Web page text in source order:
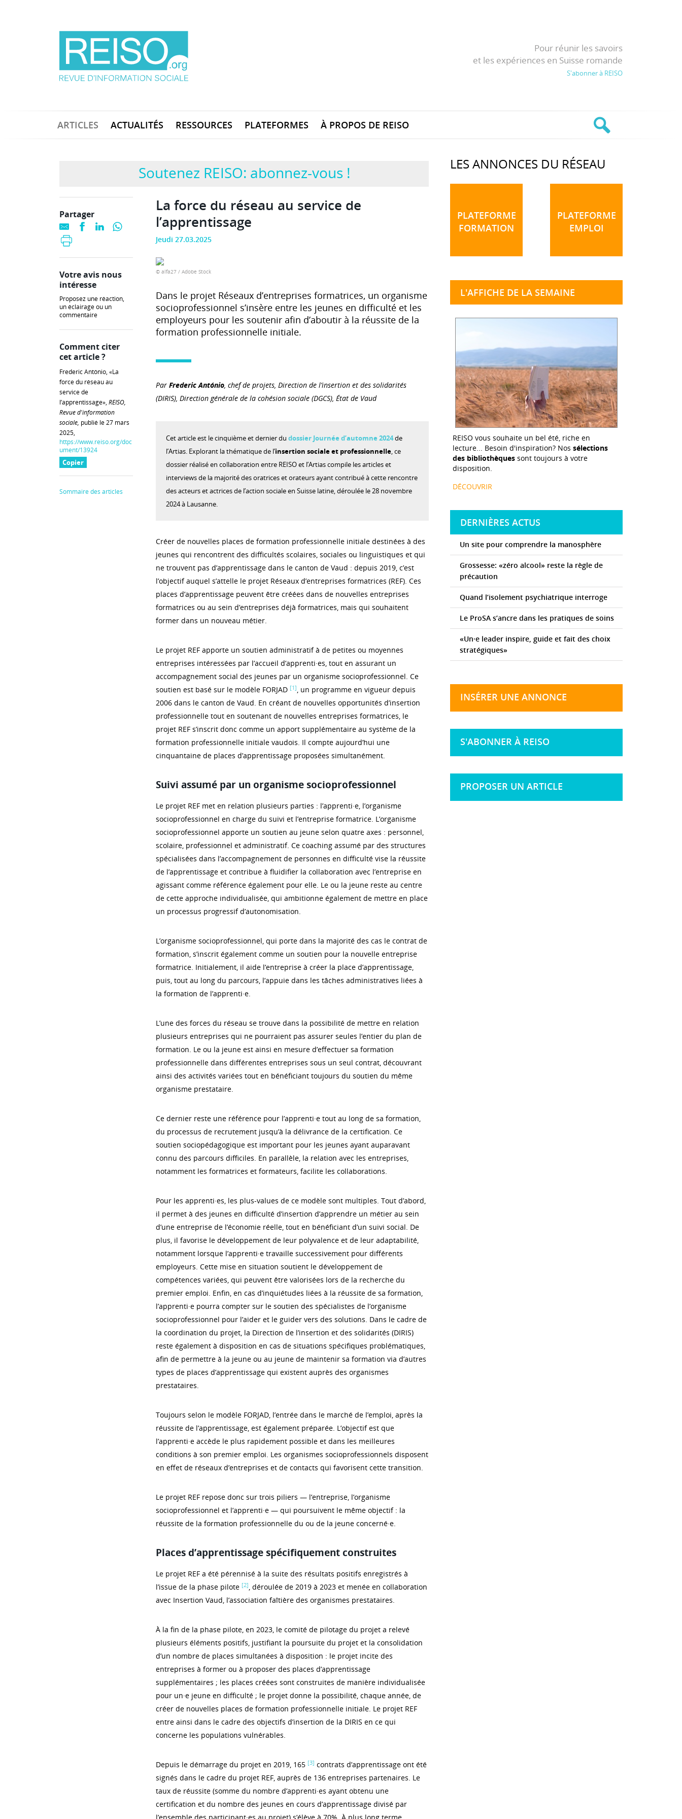
Pour réunir les savoirs
et les expériences en Suisse romande
S'abonner à REISO
ARTICLES ACTUALITÉS RESSOURCES PLATEFORMES À PROPOS DE REISO
Soutenez REISO: abonnez-vous !
La force du réseau au service de
l’apprentissage
Jeudi 27.03.2025
© alfa27 / Adobe Stock
Dans le projet Réseaux d’entreprises formatrices, un organisme
socioprofessionnel s’insère entre les jeunes en difficulté et les
employeurs pour les soutenir afin d’aboutir à la réussite de la
formation professionnelle initiale.
Par Frederic António, chef de projets, Direction de l’insertion et des solidarités
(DIRIS), Direction générale de la cohésion sociale (DGCS), État de Vaud
Cet article est le cinquième et dernier du dossier Journée d’automne 2024de
l’Artias. Explorant la thématique de l’insertion sociale et professionnelle, ce
dossier réalisé en collaboration entre REISO et l’Artias compile les articles et
interviews de la majorité des oratrices et orateurs ayant contribué à cette rencontre
des acteurs et actrices de l’action sociale en Suisse latine, déroulée le 28 novembre
2024 à Lausanne.
Créer de nouvelles places de formation professionnelle initiale destinées à des
jeunes qui rencontrent des difficultés scolaires, sociales ou linguistiques et qui
ne trouvent pas d’apprentissage dans le canton de Vaud : depuis 2019, c’est
l’objectif auquel s’attelle le projet Réseaux d’entreprises formatrices (REF). Ces
places d’apprentissage peuvent être créées dans de nouvelles entreprises
formatrices ou au sein d’entreprises déjà formatrices, mais qui souhaitent
former dans un nouveau métier.
Le projet REF apporte un soutien administratif à de petites ou moyennes
entreprises intéressées par l’accueil d’apprenti·es, tout en assurant un
accompagnement social des jeunes par un organisme socioprofessionnel. Ce
soutien est basé sur le modèle FORJAD [1], un programme en vigueur depuis
2006 dans le canton de Vaud. En créant de nouvelles opportunités d’insertion
professionnelle tout en soutenant de nouvelles entreprises formatrices, le
projet REF s’inscrit donc comme un apport supplémentaire au système de la
formation professionnelle initiale vaudois. Il compte aujourd’hui une
cinquantaine de places d’apprentissage proposées simultanément.
Suivi assumé par un organisme socioprofessionnel
Le projet REF met en relation plusieurs parties : l’apprenti·e, l’organisme
socioprofessionnel en charge du suivi et l’entreprise formatrice. L’organisme
socioprofessionnel apporte un soutien au jeune selon quatre axes : personnel,
scolaire, professionnel et administratif. Ce coaching assumé par des structures
spécialisées dans l’accompagnement de personnes en difficulté vise la réussite
de l’apprentissage et contribue à fluidifier la collaboration avec l’entreprise en
agissant comme référence également pour elle. Le ou la jeune reste au centre
de cette approche individualisée, qui ambitionne également de mettre en place
un processus progressif d’autonomisation.
L’organisme socioprofessionnel, qui porte dans la majorité des cas le contrat de
formation, s’inscrit également comme un soutien pour la nouvelle entreprise
formatrice. Initialement, il aide l’entreprise à créer la place d’apprentissage,
puis, tout au long du parcours, l’appuie dans les tâches administratives liées à
la formation de l’apprenti·e.
L’une des forces du réseau se trouve dans la possibilité de mettre en relation
plusieurs entreprises qui ne pourraient pas assurer seules l’entier du plan de
formation. Le ou la jeune est ainsi en mesure d’effectuer sa formation
professionnelle dans différentes entreprises sous un seul contrat, découvrant
ainsi des activités variées tout en bénéficiant toujours du soutien du même
organisme prestataire.
Ce dernier reste une référence pour l’apprenti·e tout au long de sa formation,
du processus de recrutement jusqu’à la délivrance de la certification. Ce
soutien sociopédagogique est important pour les jeunes ayant auparavant
connu des parcours difficiles. En parallèle, la relation avec les entreprises,
notamment les formatrices et formateurs, facilite les collaborations.
Pour les apprenti·es, les plus-values de ce modèle sont multiples. Tout d’abord,
il permet à des jeunes en difficulté d’insertion d’apprendre un métier au sein
d’une entreprise de l’économie réelle, tout en bénéficiant d’un suivi social. De
plus, il favorise le développement de leur polyvalence et de leur adaptabilité,
notamment lorsque l’apprenti·e travaille successivement pour différents
employeurs. Cette mise en situation soutient le développement de
compétences variées, qui peuvent être valorisées lors de la recherche du
premier emploi. Enfin, en cas d’inquiétudes liées à la réussite de sa formation,
l’apprenti·e pourra compter sur le soutien des spécialistes de l’organisme
socioprofessionnel pour l’aider et le guider vers des solutions. Dans le cadre de
la coordination du projet, la Direction de l’insertion et des solidarités (DIRIS)
reste également à disposition en cas de situations spécifiques problématiques,
afin de permettre à la jeune ou au jeune de maintenir sa formation via d’autres
types de places d’apprentissage qui existent auprès des organismes
prestataires.
Toujours selon le modèle FORJAD, l’entrée dans le marché de l’emploi, après la
réussite de l’apprentissage, est également préparée. L’objectif est que
l’apprenti·e accède le plus rapidement possible et dans les meilleures
conditions à son premier emploi. Les organismes socioprofessionnels disposent
en effet de réseaux d’entreprises et de contacts qui favorisent cette transition.
Le projet REF repose donc sur trois piliers — l’entreprise, l’organisme
socioprofessionnel et l’apprenti·e — qui poursuivent le même objectif : la
réussite de la formation professionnelle du ou de la jeune concerné·e.
Places d’apprentissage spécifiquement construites
Le projet REF a été pérennisé à la suite des résultats positifs enregistrés à
l’issue de la phase pilote [2], déroulée de 2019 à 2023 et menée en collaboration
avec Insertion Vaud, l’association faîtière des organismes prestataires.
À la fin de la phase pilote, en 2023, le comité de pilotage du projet a relevé
plusieurs éléments positifs, justifiant la poursuite du projet et la consolidation
d’un nombre de places simultanées à disposition : le projet incite des
entreprises à former ou à proposer des places d’apprentissage
supplémentaires ; les places créées sont construites de manière individualisée
pour un·e jeune en difficulté ; le projet donne la possibilité, chaque année, de
créer de nouvelles places de formation professionnelle initiale. Le projet REF
entre ainsi dans le cadre des objectifs d’insertion de la DIRIS en ce qui
concerne les populations vulnérables.
Depuis le démarrage du projet en 2019, 165 [3] contrats d’apprentissage ont été
signés dans le cadre du projet REF, auprès de 136 entreprises partenaires. Le
taux de réussite (somme du nombre d’apprenti·es ayant obtenu une
certification et du nombre des jeunes en cours d’apprentissage divisé par
Partager
Votre avis nous
intéresse
Proposez une réaction,
un éclairage ou un
commentaire
Comment citer
cet article ?
Frederic António, «La
force du réseau au
service de
l’apprentissage», REISO,
Revue d'information
sociale, publié le 27 mars
2025,
https://www.reiso.org/doc
ument/13924
Copier
Sommaire des articles
LES ANNONCES DU RÉSEAU
PLATEFORME
FORMATION
PLATEFORME
EMPLOI
L'AFFICHE DE LA SEMAINE
REISO vous souhaite un bel été, riche en
lecture... Besoin d'inspiration? Nos sélections
des bibliothèques sont toujours à votre
disposition.
DÉCOUVRIR
DERNIÈRES ACTUS
Un site pour comprendre la manosphère
Grossesse: «zéro alcool» reste la règle de
précaution
Quand l’isolement psychiatrique interroge
Le ProSA s’ancre dans les pratiques de soins
«Un·e leader inspire, guide et fait des choix
stratégiques»
INSÉRER UNE ANNONCE
S'ABONNER À REISO
PROPOSER UN ARTICLE